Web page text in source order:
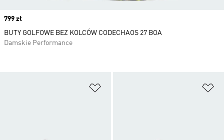
Price
799 zł
BUTY GOLFOWE BEZ KOLCÓW CODECHAOS 27 BOA
Damskie Performance